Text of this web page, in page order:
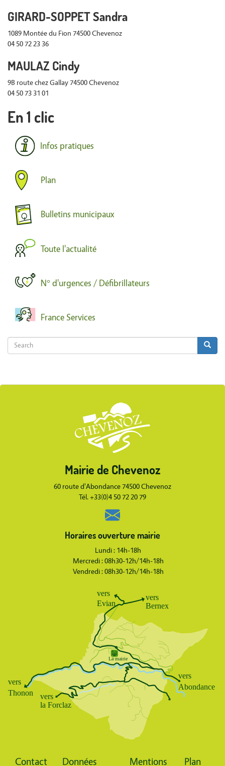
GIRARD-SOPPET Sandra
1089 Montée du Fion 74500 Chevenoz
04 50 72 23 36
MAULAZ Cindy
9B route chez Gallay 74500 Chevenoz
04 50 73 31 01
En 1 clic
Infos pratiques
Plan
Bulletins municipaux
Toute l'actualité
N° d'urgences / Défibrillateurs
France Services
Search
Search Search
Mairie de Chevenoz
60 route d'Abondance 74500 Chevenoz
Tél. +33(0)4 50 72 20 79
Horaires ouverture mairie
Lundi : 14h-18h
Mercredi : 08h30-12h/14h-18h
Vendredi : 08h30-12h/14h-18h
Contact Données Mentions Plan